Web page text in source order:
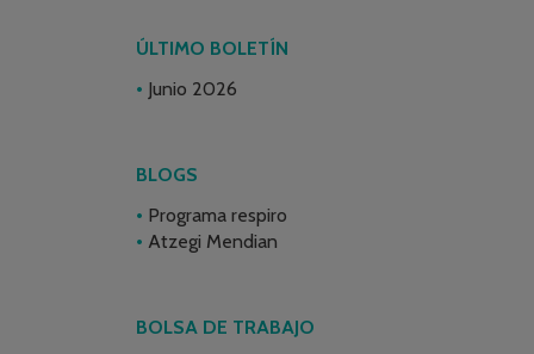
ÚLTIMO BOLETÍN
Junio 2026
BLOGS
Programa respiro
Atzegi Mendian
BOLSA DE TRABAJO